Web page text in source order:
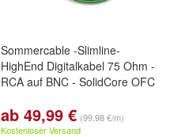
Sommercable -Slimline-
HighEnd Digitalkabel 75 Ohm -
RCA auf BNC - SolidCore OFC
ab 49,99 € (99,98 €/m)
Kostenloser Versand